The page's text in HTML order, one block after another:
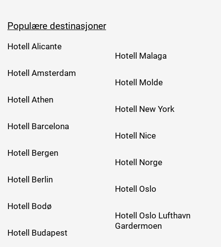
Populære destinasjoner
Hotell Alicante
Hotell Amsterdam
Hotell Athen
Hotell Barcelona
Hotell Bergen
Hotell Berlin
Hotell Bodø
Hotell Budapest
Hotell Malaga
Hotell Molde
Hotell New York
Hotell Nice
Hotell Norge
Hotell Oslo
Hotell Oslo Lufthavn
Gardermoen